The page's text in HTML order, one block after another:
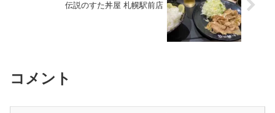
伝説のすた丼屋 札幌駅前店
コメント